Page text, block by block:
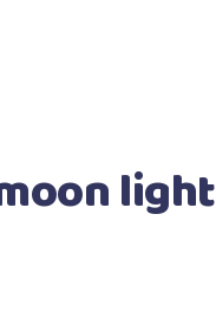
light